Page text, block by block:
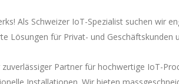
Als Schweizer IoT-Spezialist suchen wir
Lösungen für Privat- und Geschäftskunden
Partner für hochwertige IoT-